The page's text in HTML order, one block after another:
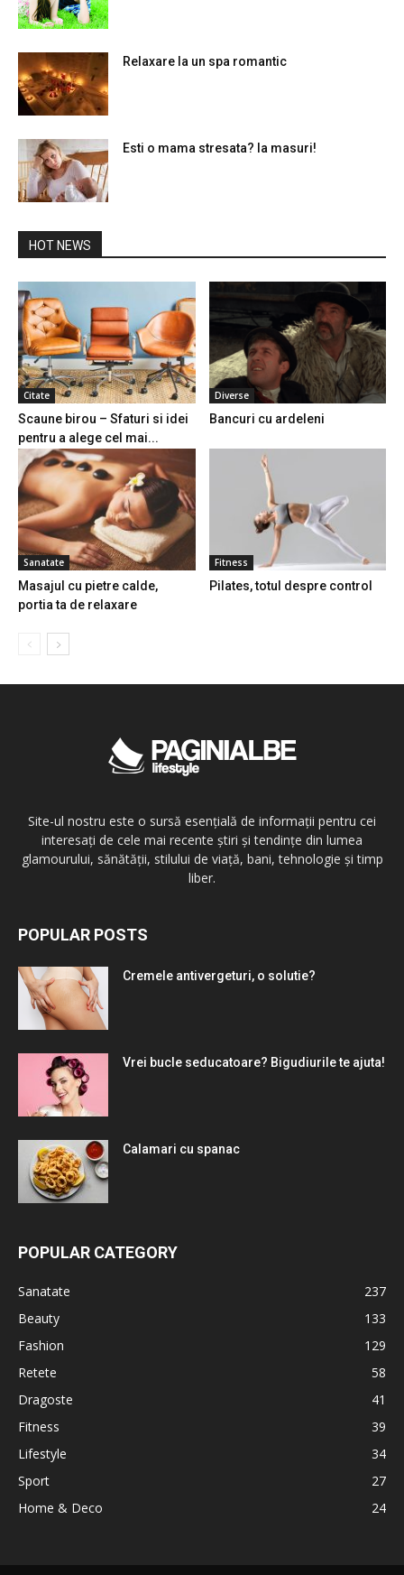
Relaxare la un spa romantic
Esti o mama stresata? Ia masuri!
HOT NEWS
Citate
Scaune birou – Sfaturi si idei
pentru a alege cel mai...
Diverse
Bancuri cu ardeleni
Sanatate
Masajul cu pietre calde,
portia ta de relaxare
Fitness
Pilates, totul despre control
Site-ul nostru este o sursă esențială de informații pentru cei
interesați de cele mai recente știri și tendințe din lumea
glamourului, sănătății, stilului de viață, bani, tehnologie și timp
liber.
POPULAR POSTS
Cremele antivergeturi, o solutie?
Vrei bucle seducatoare? Bigudiurile te ajuta!
Calamari cu spanac
POPULAR CATEGORY
Sanatate
237
Beauty
133
Fashion
129
Retete
58
Dragoste
41
Fitness
39
Lifestyle
34
Sport
27
Home & Deco
24